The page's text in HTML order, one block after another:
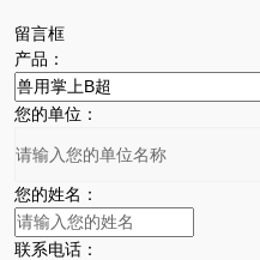
留言框
产品：
您的单位：
您的姓名：
联系电话：